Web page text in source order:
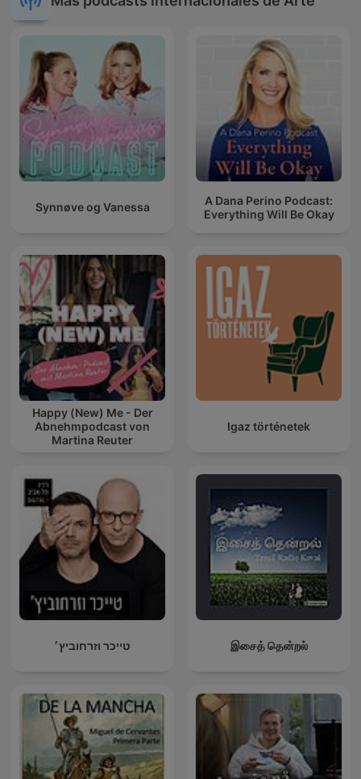
Synnøve og Vanessa
A Dana Perino Podcast:
Everything Will Be Okay
Happy (New) Me - Der
Abnehmpodcast von
Martina Reuter
Igaz történetek
טייכר וזרחוביץ׳ இசைத் தென்றல்